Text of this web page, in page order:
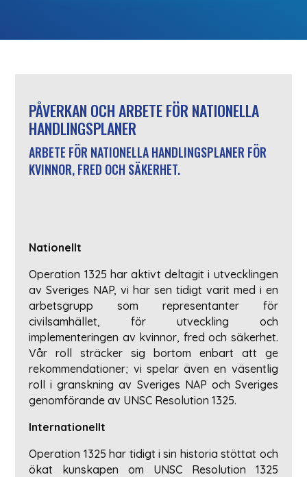
PÅVERKAN OCH ARBETE FÖR NATIONELLA
HANDLINGSPLANER
ARBETE FÖR NATIONELLA HANDLINGSPLANER FÖR
KVINNOR, FRED OCH SÄKERHET.
Nationellt
Operation 1325 har aktivt deltagit i utvecklingen
av Sveriges NAP, vi har sen tidigt varit med i en
arbetsgrupp som representanter för
civilsamhället, för utveckling och
implementeringen av kvinnor, fred och säkerhet.
Vår roll sträcker sig bortom enbart att ge
rekommendationer; vi spelar även en väsentlig
roll i granskning av Sveriges NAP och Sveriges
genomförande av UNSC Resolution 1325.
Internationellt
Operation 1325 har tidigt i sin historia stöttat och
ökat kunskapen om UNSC Resolution 1325